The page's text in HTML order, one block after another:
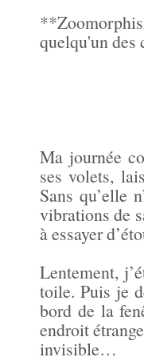
quelqu'un des
Ma journée
ses volets,
Sans qu’elle
vibrations de
à essayer
Lentement,
toile. Puis je
bord de la
endroit
invisible…